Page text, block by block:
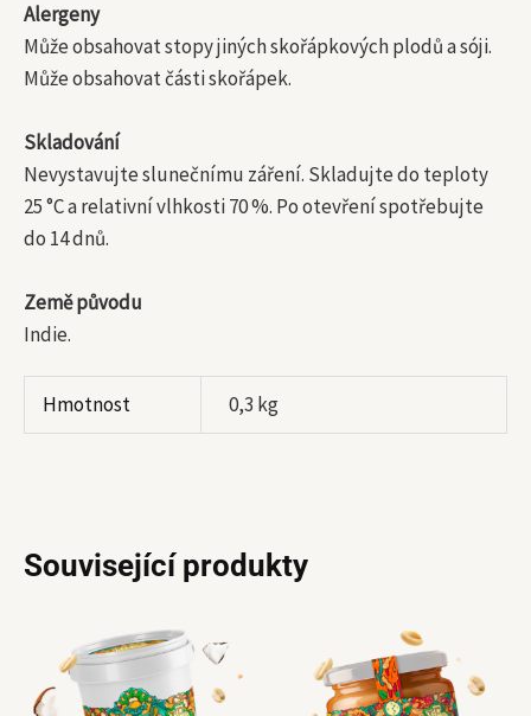
Alergeny
Může obsahovat stopy jiných skořápkových plodů a sóji.
Může obsahovat části skořápek.
Skladování
Nevystavujte slunečnímu záření. Skladujte do teploty
25 °C a relativní vlhkosti 70 %. Po otevření spotřebujte
do 14 dnů.
Země původu
Indie.
Hmotnost 0,3 kg
Související produkty